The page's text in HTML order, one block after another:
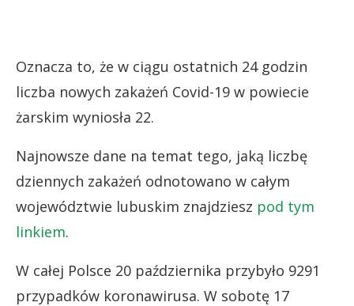
Oznacza to, że w ciągu ostatnich 24 godzin
liczba nowych zakażeń Covid-19 w powiecie
żarskim wyniosła 22.
Najnowsze dane na temat tego, jaką liczbę
dziennych zakażeń odnotowano w całym
województwie lubuskim znajdziesz pod tym
linkiem.
W całej Polsce 20 października przybyło 9291
przypadków koronawirusa. W sobotę 17